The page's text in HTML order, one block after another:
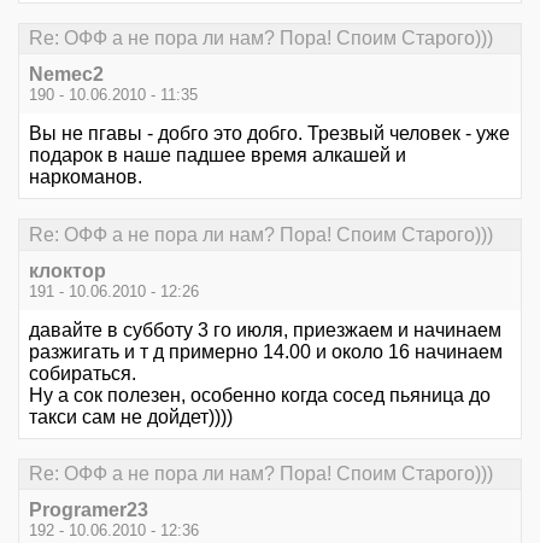
Re: ОФФ а не пора ли нам? Пора! Споим Старого)))
Nemec2
190 - 10.06.2010 - 11:35
Вы не пгавы - добго это добго. Трезвый человек - уже
подарок в наше падшее время алкашей и
наркоманов.
Re: ОФФ а не пора ли нам? Пора! Споим Старого)))
клоктор
191 - 10.06.2010 - 12:26
давайте в субботу 3 го июля, приезжаем и начинаем
разжигать и т д примерно 14.00 и около 16 начинаем
собираться.
Ну а сок полезен, особенно когда сосед пьяница до
такси сам не дойдет))))
Re: ОФФ а не пора ли нам? Пора! Споим Старого)))
Programer23
192 - 10.06.2010 - 12:36